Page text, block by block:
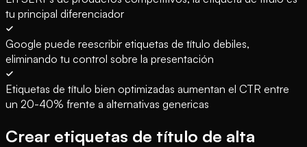
tu principal diferenciador
Google puede reescribir etiquetas de título debiles,
eliminando tu control sobre la presentación
Etiquetas de título bien optimizadas aumentan el CTR entre
un 20-40% frente a alternativas genericas
Crear etiquetas de título de alta